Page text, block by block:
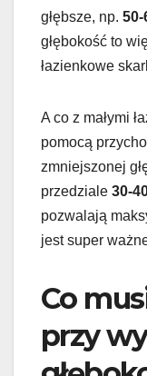
głębsze, np. 50-
głębokość to
łazienkowe
A co z małymi
pomocą
zmniejszonej
przedziale 30-
pozwalają
jest super
Co
przy